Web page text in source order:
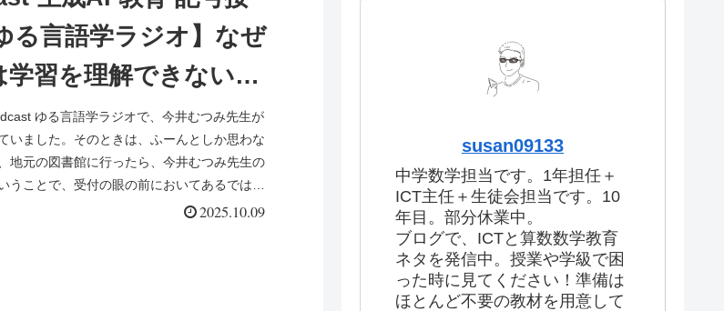
る言語学ラジオ】なぜ
学習を理解できないの
AIの問題から考えるー
説明しても伝わらな
ぜ起こるのか？ 認知
ゆる言語学ラジオで、今井むつみ先生が
いました。そのときは、ふーんとしか思わな
地元の図書館に行ったら、今井むつみ先生の
うことで、受付の眼の前においてあるではあ
2025.10.09
susan09133
中学数学担当です。1年担任＋
ICT主任＋生徒会担当です。10
年目。部分休業中。
ブログで、ICTと算数数学教育
ネタを発信中。授業や学級で困
った時に見てください！準備は
ほとんど不要の教材を用意して